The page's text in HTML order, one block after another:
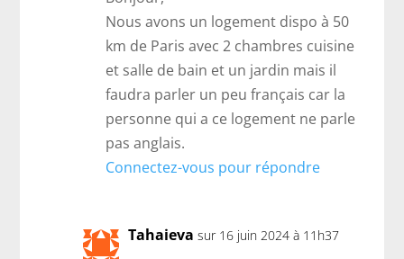
Nous avons un logement dispo à 50
km de Paris avec 2 chambres cuisine
et salle de bain et un jardin mais il
faudra parler un peu français car la
personne qui a ce logement ne parle
pas anglais.
Connectez-vous pour répondre
Tahaieva sur 16 juin 2024 à 11h37